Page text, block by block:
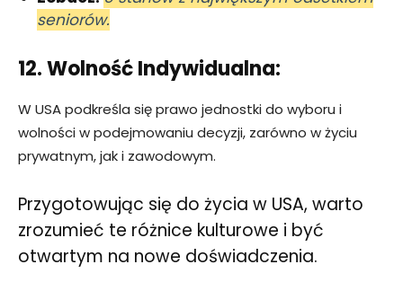
seniorów.
12. Wolność Indywidualna:
W USA podkreśla się prawo jednostki do wyboru i
wolności w podejmowaniu decyzji, zarówno w życiu
prywatnym, jak i zawodowym.
Przygotowując się do życia w USA, warto
zrozumieć te różnice kulturowe i być
otwartym na nowe doświadczenia.